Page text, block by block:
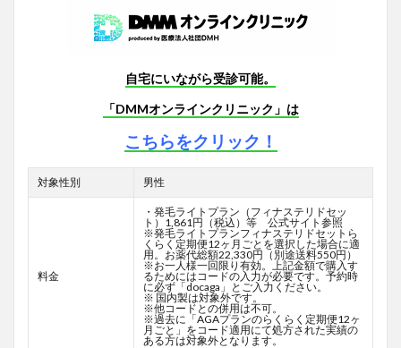
自宅にいながら受診可能。
「DMMオンラインクリニック」は
こちらをクリック！
対象性別 男性
料金
・発毛ライトプラン（フィナステリドセッ
ト）1,861円（税込）等 公式サイト参照
※発毛ライトプランフィナステリドセットら
くらく定期便12ヶ月ごとを選択した場合に適
用。お薬代総額22,330円（別途送料550円）
※お一人様一回限り有効。上記金額で購入す
るためにはコードの入力が必要です。予約時
に必ず「docaga」とご入力ください。
※ 国内製は対象外です。
※他コードとの併用は不可。
※過去に「AGAプランのらくらく定期便12ヶ
月ごと」をコード適用にて処方された実績の
ある方は対象外となります。